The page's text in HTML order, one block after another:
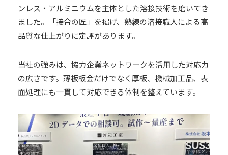
ンレス・アルミニウムを主体とした溶接技術を磨いてき
ました。「接合の匠」を掲げ、熟練の溶接職人による高
品質な仕上がりに定評があります。
当社の強みは、協力企業ネットワークを活用した対応力
の広さです。薄板板金だけでなく厚板、機械加工品、表
面処理にも一貫して対応できる体制を整えています。